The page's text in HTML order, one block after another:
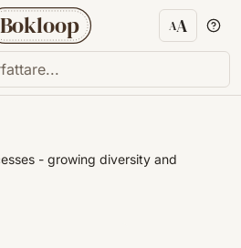
Bokloop AA
- growing diversity and